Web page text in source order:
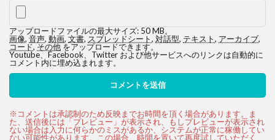
アップロードファイルの最大サイズ: 50 MB。
画像, 音声, 動画, 文書, スプレッドシート, 対話型, テキスト, アーカイブ,
コード,その他をアップロードできます。
Youtube、Facebook、Twitter および他サービスへのリンクは自動的に
コメント内に埋め込まれます。